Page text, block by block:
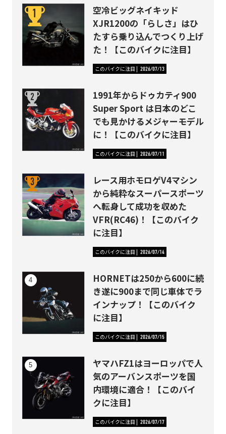
空冷ビッグネイキッド
XJR1200の「らしさ」はひ
たすら乗り込んでつくり上げ
た！【このバイクに注目】
このバイクに注目 2026/07/13
1991年からドゥカティ900
Super Sport は日本のどこ
でも見かけるメジャーモデル
に！【このバイクに注目】
このバイクに注目 2026/07/11
レース用ホモロゲV4マシン
から純粋なスーパースポーツ
へ転身して成功を収めた
VFR(RC46)！【このバイク
に注目】
このバイクに注目 2026/07/14
HORNETは250から600に続
き遂に900まで同じ車体でラ
インナップ！【このバイク
に注目】
このバイクに注目 2026/07/15
ヤマハFZ1はヨーロッパで人
気のアーバンスポーツを国
内環境に適合！【このバイ
クに注目】
このバイクに注目 2026/07/17